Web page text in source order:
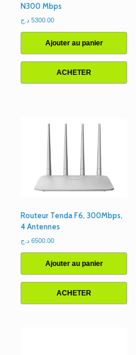
N300 Mbps
5300.00 د.ج
Ajouter au panier
ACHETER
Routeur Tenda F6, 300Mbps,
4 Antennes
6500.00 د.ج
Ajouter au panier
ACHETER